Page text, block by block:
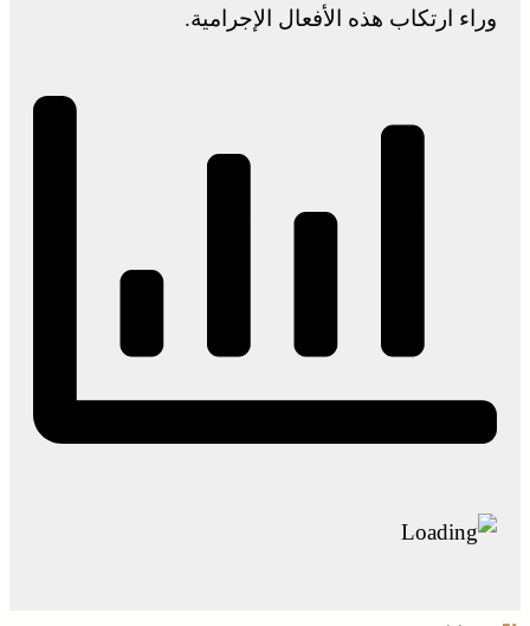
وراء ارتكاب هذه الأفعال الإجرامية.